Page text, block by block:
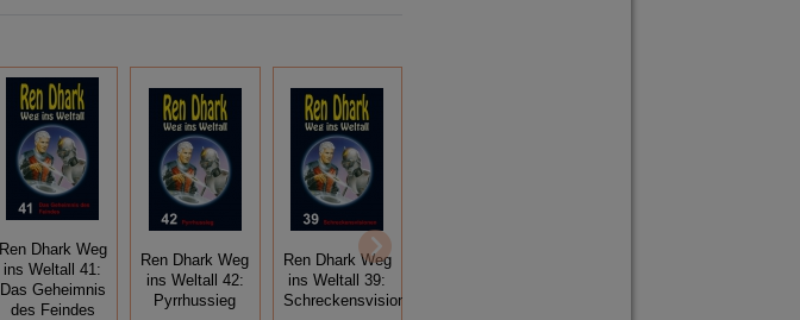
Ren Dhark Weg
ins Weltall 41:
Das Geheimnis
des Feindes
Ren Dhark Weg
ins Weltall 42:
Pyrrhussieg
Ren Dhark Weg
ins Weltall 39:
Schreckensvisionen